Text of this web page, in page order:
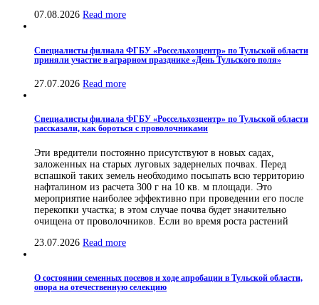
07.08.2026 Read more
Специалисты филиала ФГБУ «Россельхозцентр» по Тульской области
приняли участие в аграрном празднике «День Тульского поля»
27.07.2026 Read more
Специалисты филиала ФГБУ «Россельхозцентр» по Тульской области
рассказали, как бороться с проволочниками
Эти вредители постоянно присутствуют в новых садах,
заложенных на старых луговых задернелых почвах. Перед
вспашкой таких земель необходимо посыпать всю территорию
нафталином из расчета 300 г на 10 кв. м площади. Это
мероприятие наиболее эффективно при проведении его после
перекопки участка; в этом случае почва будет значительно
очищена от проволочников. Если во время роста растений
23.07.2026 Read more
О состоянии семенных посевов и ходе апробации в Тульской области,
опора на отечественную селекцию